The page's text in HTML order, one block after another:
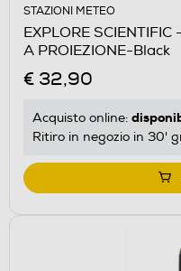
STAZIONI METEO
EXPLORE
A PROIEZIONE-Black
€ 32,90
Acquisto online:
Ritiro in negozio in 30'